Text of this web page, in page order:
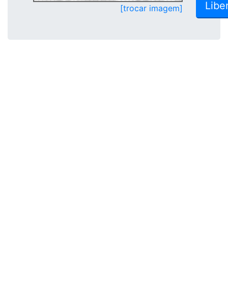
[trocar imagem]